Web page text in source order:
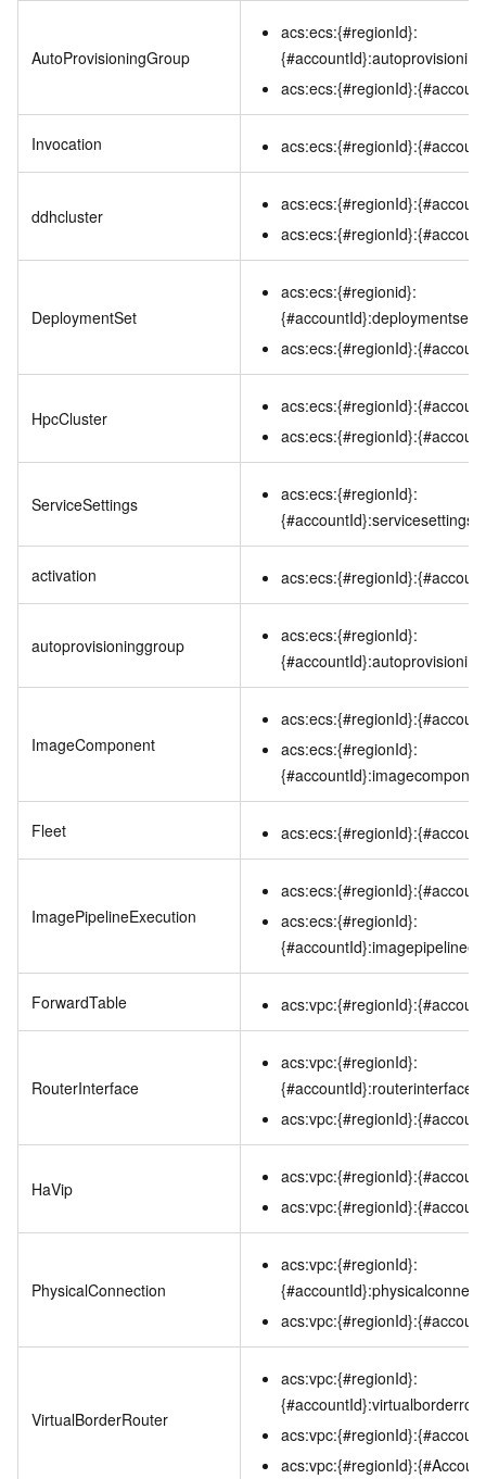
AutoProvisioningGroup
acs:ecs:{#regionId}:
Invocation
ddhcluster
DeploymentSet
acs:ecs:{#regionid}:
{#accountId}:deploymentset/
HpcCluster
ServiceSettings
acs:ecs:{#regionId}:
{#accountId}:servicesettings/
activation
autoprovisioninggroup
acs:ecs:{#regionId}:
ImageComponent
acs:ecs:{#regionId}:
Fleet
ImagePipelineExecution
acs:ecs:{#regionId}:
ForwardTable
RouterInterface
acs:vpc:{#regionId}:
{#accountId}:routerinterface/
HaVip
PhysicalConnection
acs:vpc:{#regionId}:
VirtualBorderRouter
acs:vpc:{#regionId}: